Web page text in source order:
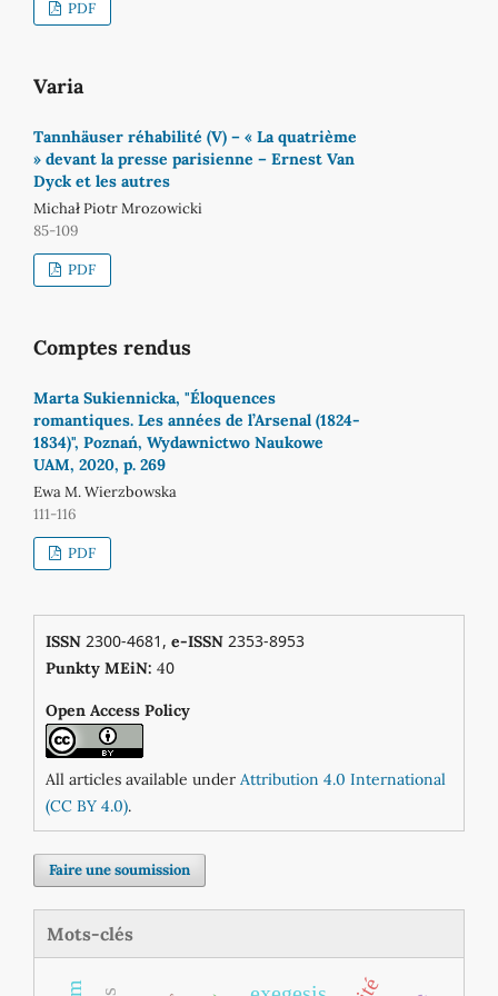
PDF
Varia
Tannhäuser réhabilité (V) – « La quatrième
» devant la presse parisienne – Ernest Van
Dyck et les autres
Michał Piotr Mrozowicki
85-109
PDF
Comptes rendus
Marta Sukiennicka, "Éloquences
romantiques. Les années de l’Arsenal (1824-
1834)", Poznań, Wydawnictwo Naukowe
UAM, 2020, p. 269
Ewa M. Wierzbowska
111-116
PDF
ISSN2300-4681, e-ISSN2353-8953
Punkty MEiN: 40
Open Access Policy
All articles available under Attribution 4.0 International
(CC BY 4.0).
Faire une soumission
Mots-clés